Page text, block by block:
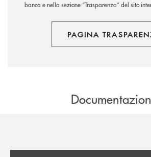
banca e nella sezione “Trasparenza” del sito
PAGINA